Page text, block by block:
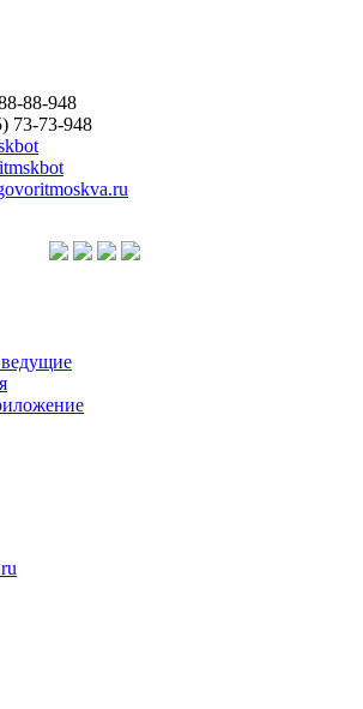
88-948
73-73-948